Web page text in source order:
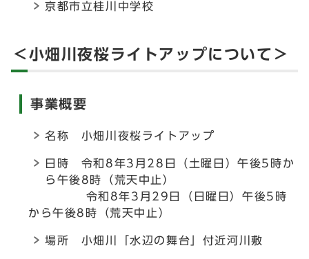
京都市立桂川中学校
＜小畑川夜桜ライトアップについて＞
事業概要
名称 小畑川夜桜ライトアップ
日時 令和8年3月28日（土曜日）午後5時か
ら午後8時（荒天中止）
令和8年3月29日（日曜日）午後5時
から午後8時（荒天中止）
場所 小畑川「水辺の舞台」付近河川敷